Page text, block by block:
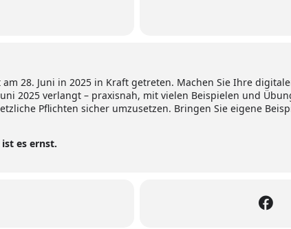
28. Juni in 2025 in Kraft getreten. Machen Sie Ihre
2025 verlangt – praxisnah, mit vielen Beispielen und
Pflichten sicher umzusetzen. Bringen Sie eigene
es ernst.